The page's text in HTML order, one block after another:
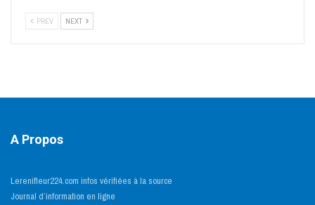
PREV NEXT
A Propos
Lerenifleur224.com infos vérifiées à la source
Journal d’information en ligne